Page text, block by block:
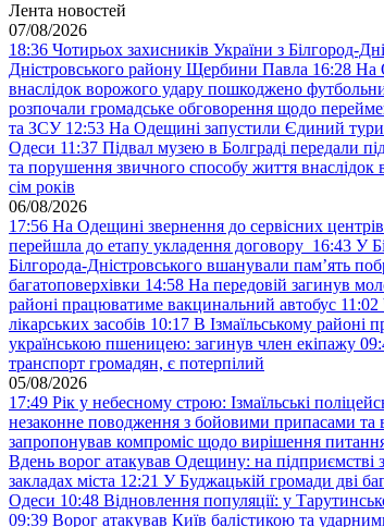
Лента новостей
07/08/2026
18:36 Чотирьох захисників України з Білгород-
Дністровського району Щербини Павла 16:28 На
внаслідок ворожого удару пошкоджено
розпочали громадське обговорення щодо
та ЗСУ 12:53 На Одещині запустили Єдиний
Одеси 11:37 Підвал музею в Болграді передали
та порушення звичного способу життя внаслідок
сім років
06/08/2026
17:56 На Одещині звернення до сервісних
перейшла до етапу укладення договору 16:43 У
Білгорода-Дністровського вшанували пам’ять
багатоповерхівки 14:58 На передовій загинув
районі працюватиме вакцинальний автобус 11:02
лікарських засобів 10:17 В Ізмаїльському районі
українською пшеницею: загинув член екіпажу
транспорт громадян, є потерпілий
05/08/2026
17:49 Рік у небесному строю: Ізмаїльські
незаконне поводження з бойовими припасами та
запропонував компроміс щодо вирішення
Вдень ворог атакував Одещину: на підприємстві
закладах міста 12:21 У Буджацькій громади дві
Одеси 10:48 Відновлення популяції: у
09:39 Ворог атакував Київ балістикою та